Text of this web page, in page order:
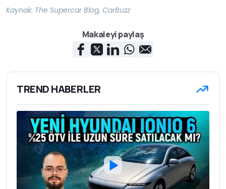
Kaynak: The Supercar Blog, CarBuzz
Makaleyi paylaş
TREND HABERLER